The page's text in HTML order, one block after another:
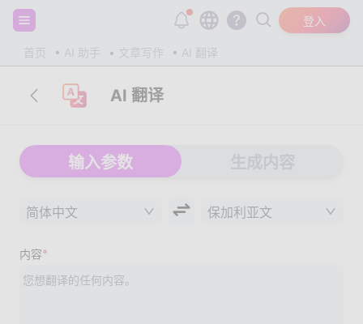
登入
首页 AI 助手 文章写作 AI 翻译
注册并获得 20,000 个免费 tokens！
AI 翻译
输入参数
简体中文 保加利亚文
内容*